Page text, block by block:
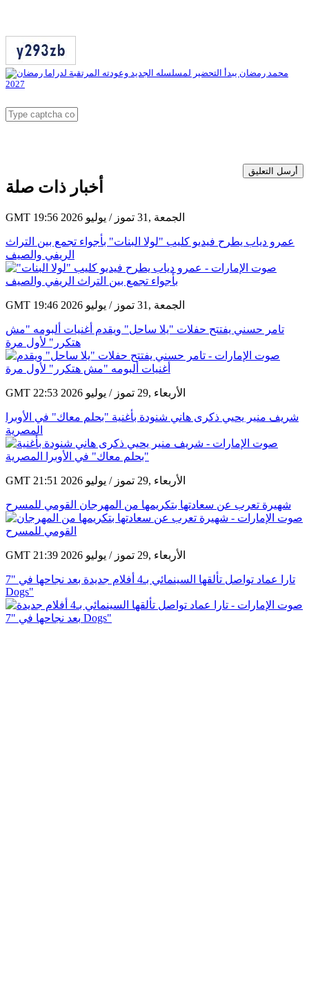
أرسل التعليق
أخبار ذات صلة
GMT 19:56 2026 الجمعة ,31 تموز / يوليو
عمرو دياب يطرح فيديو كليب "لولا البنات" بأجواء تجمع بين التراث
الريفي والصيف
GMT 19:46 2026 الجمعة ,31 تموز / يوليو
تامر حسني يفتتح حفلات "يلا ساحل" ويقدم أغنيات ألبومه "مش
هتكرر" لأول مرة
GMT 22:53 2026 الأربعاء ,29 تموز / يوليو
شريف منير يحيي ذكرى هاني شنودة بأغنية "بحلم معاك" في الأوبرا
المصرية
GMT 21:51 2026 الأربعاء ,29 تموز / يوليو
شهيرة تعرب عن سعادتها بتكريمها من المهرجان القومي للمسرح
GMT 21:39 2026 الأربعاء ,29 تموز / يوليو
تارا عماد تواصل تألقها السينمائي بـ4 أفلام جديدة بعد نجاحها في "7
Dogs"